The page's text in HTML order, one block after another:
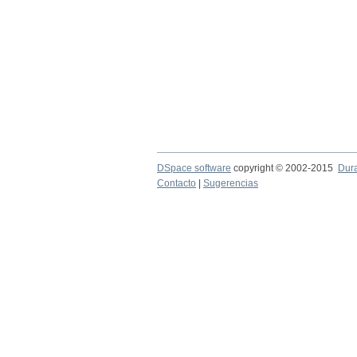
DSpace software copyright © 2002-2015
Contacto
Sugerencias